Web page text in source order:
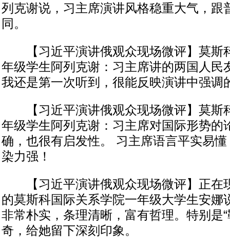
列克谢说，习主席演讲风格稳重大气，跟
同。
【习近平演讲俄观众现场微评】莫斯
年级学生阿列克谢：习主席讲的两国人民
我还是第一次听到，很能反映演讲中强调
【习近平演讲俄观众现场微评】莫斯
年级学生阿列克谢：习主席对国际形势的
确，也很有启发性。 习主席语言平实易
染力强！
【习近平演讲俄观众现场微评】正在
的莫斯科国际关系学院一年级大学生安娜
非常朴实，条理清晰，富有哲理。特别是
奇，给她留下深刻印象。